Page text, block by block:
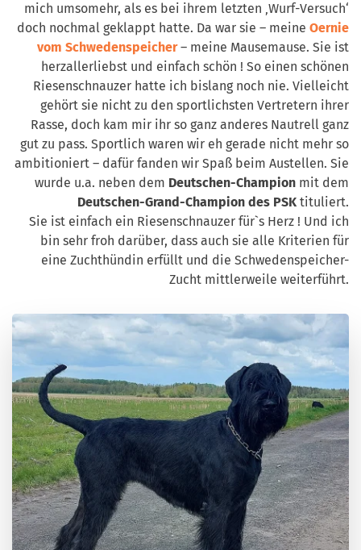
mich umsomehr, als es bei ihrem letzten ‚Wurf-Versuch‘
doch nochmal geklappt hatte. Da war sie – meine Oernie
vom Schwedenspeicher– meine Mausemause. Sie ist
herzallerliebst und einfach schön ! So einen schönen
Riesenschnauzer hatte ich bislang noch nie. Vielleicht
gehört sie nicht zu den sportlichsten Vertretern ihrer
Rasse, doch kam mir ihr so ganz anderes Nautrell ganz
gut zu pass. Sportlich waren wir eh gerade nicht mehr so
ambitioniert – dafür fanden wir Spaß beim Austellen. Sie
wurde u.a. neben dem Deutschen-Champion mit dem
Deutschen-Grand-Champion des PSK tituliert.
Sie ist einfach ein Riesenschnauzer für`s Herz ! Und ich
bin sehr froh darüber, dass auch sie alle Kriterien für
eine Zuchthündin erfüllt und die Schwedenspeicher-
Zucht mittlerweile weiterführt.